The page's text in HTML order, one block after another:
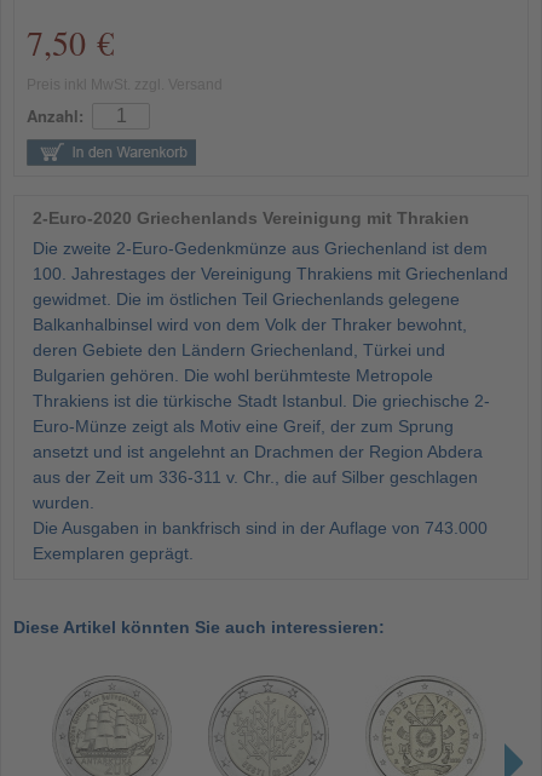
7,50 €
Anzahl:
2-Euro-2020 Griechenlands Vereinigung mit Thrakien
Die zweite 2-Euro-Gedenkmünze aus Griechenland ist dem
100. Jahrestages der Vereinigung Thrakiens mit Griechenland
gewidmet. Die im östlichen Teil Griechenlands gelegene
Balkanhalbinsel wird von dem Volk der Thraker bewohnt,
deren Gebiete den Ländern Griechenland, Türkei und
Bulgarien gehören. Die wohl berühmteste Metropole
Thrakiens ist die türkische Stadt Istanbul. Die griechische 2-
Euro-Münze zeigt als Motiv eine Greif, der zum Sprung
ansetzt und ist angelehnt an Drachmen der Region Abdera
aus der Zeit um 336-311 v. Chr., die auf Silber geschlagen
wurden.
Die Ausgaben in bankfrisch sind in der Auflage von 743.000
Exemplaren geprägt.
Diese Artikel könnten Sie auch interessieren: